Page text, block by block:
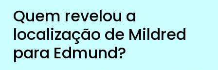
Quem revelou a
localização de Mildred
para Edmund?